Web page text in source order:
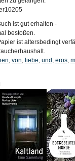
ist gut erhalten -
bestoßen.
ist altersbedingt
, von, liebe, und , eros,